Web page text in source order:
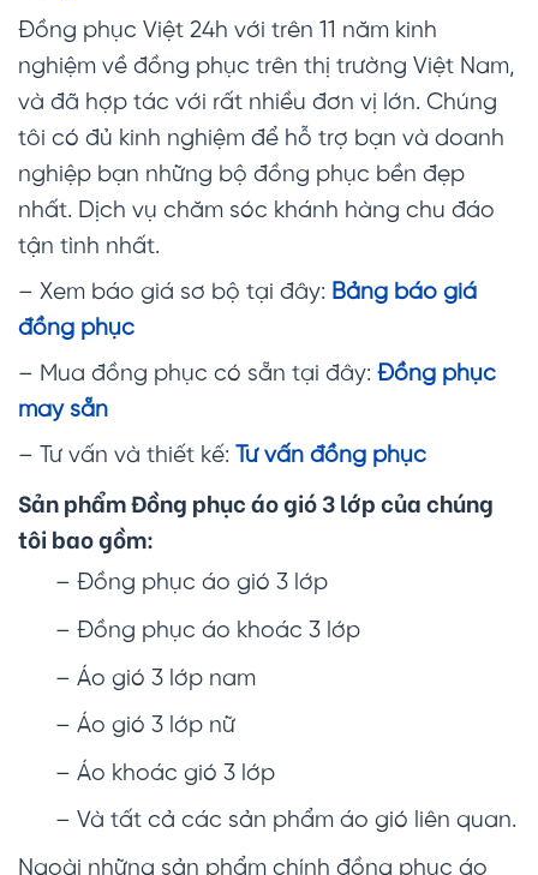
Đồng phục Việt 24h với trên 11 năm kinh
nghiệm về đồng phục trên thị trường Việt Nam,
và đã hợp tác với rất nhiều đơn vị lớn. Chúng
tôi có đủ kinh nghiệm để hỗ trợ bạn và doanh
nghiệp bạn những bộ đồng phục bền đẹp
nhất. Dịch vụ chăm sóc khánh hàng chu đáo
tận tình nhất.
– Xem báo giá sơ bộ tại đây: Bảng báo giá
đồng phục
– Mua đồng phục có sẵn tại đây: Đồng phục
may sẵn
– Tư vấn và thiết kế: Tư vấn đồng phục
Sản phẩm Đồng phục áo gió 3 lớp của chúng
tôi bao gồm:
– Đồng phục áo gió 3 lớp
– Đồng phục áo khoác 3 lớp
– Áo gió 3 lớp nam
– Áo gió 3 lớp nữ
– Áo khoác gió 3 lớp
– Và tất cả các sản phẩm áo gió liên quan.
Ngoài những sản phẩm chính đồng phục áo